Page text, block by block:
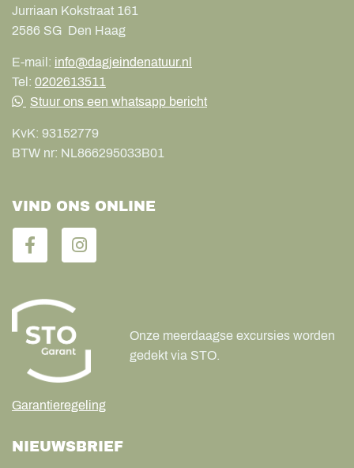
Jurriaan Kokstraat 161
2586 SG Den Haag
E-mail: info@dagjeindenatuur.nl
Tel: 0202613511
Stuur ons een whatsapp bericht
KvK: 93152779
BTW nr: NL866295033B01
VIND ONS ONLINE
Garantieregeling
Onze meerdaagse excursies worden
gedekt via STO.
NIEUWSBRIEF